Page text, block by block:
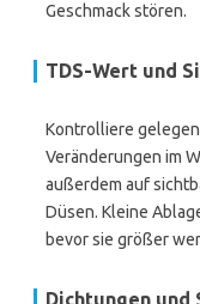
Geschmack stören.
TDS-Wert und
Kontrolliere
Veränderungen im
außerdem auf
Düsen. Kleine
bevor sie größer
Dichtungen und